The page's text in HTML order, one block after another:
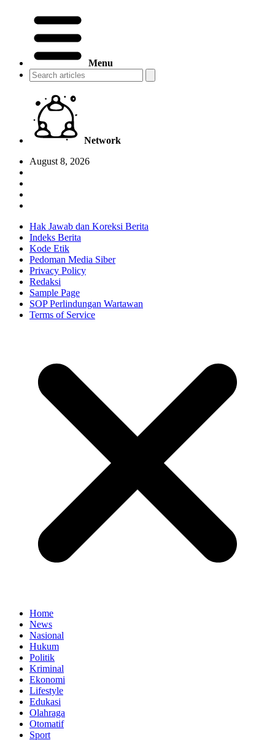
Menu
Network
August 8, 2026
Hak Jawab dan Koreksi Berita
Indeks Berita
Kode Etik
Pedoman Media Siber
Privacy Policy
Redaksi
Sample Page
SOP Perlindungan Wartawan
Terms of Service
Home
News
Nasional
Hukum
Politik
Kriminal
Ekonomi
Lifestyle
Edukasi
Olahraga
Otomatif
Sport